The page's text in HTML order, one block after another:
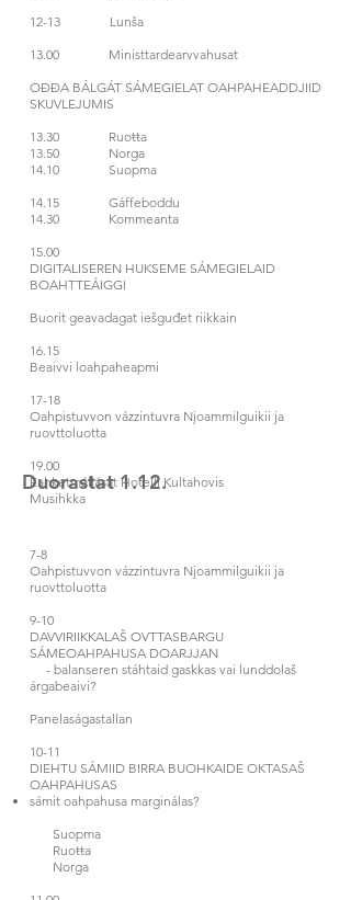
Duorastat 1.12.
12-13 Lunša
13.00 Ministtardearvvahusat
OĐĐA BÁLGÁT SÁMEGIELAT OAHPAHEADDJIID
SKUVLEJUMIS
13.30 Ruoŧŧa
13.50 Norga
14.10 Suopma
14.15 Gáffeboddu
14.30 Kommeanta
15.00
DIGITALISEREN HUKSEME SÁMEGIELAID
BOAHTTEÁIGGI
Buorit geavadagat iešguđet riikkain
16.15
Beaivvi loahpaheapmi
17-18
Oahpistuvvon vázzintuvra Njoammilguikii ja
ruovttoluotta
19.00
Eahketmállásat Hotelli Kultahovis
Musihkka
7-8
Oahpistuvvon vázzintuvra Njoammilguikii ja
ruovttoluotta
9-10
DAVVIRIIKKALAŠ OVTTASBARGU
SÁMEOAHPAHUSA DOARJJAN
- balanseren stáhtaid gaskkas vai lunddolaš
árgabeaivi?
Panelaságastallan
10-11
DIEHTU SÁMIID BIRRA BUOHKAIDE OKTASAŠ
OAHPAHUSAS
sámit oahpahusa marginálas?
Suopma
Ruoŧŧa
Norga